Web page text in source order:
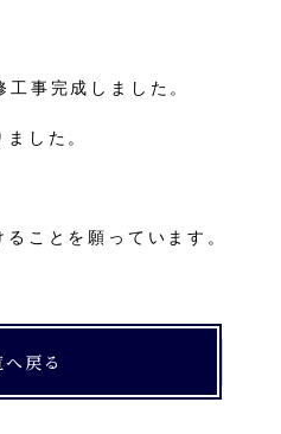
事完成しました。
した。
ことを願っています。
戻る